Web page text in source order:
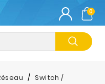
0
Switch /